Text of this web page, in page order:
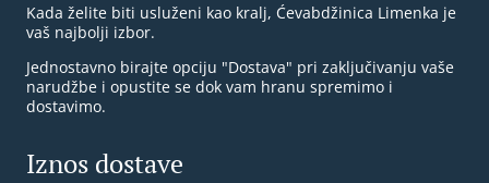
Kada želite biti usluženi kao kralj, Ćevabdžinica Limenka je
vaš najbolji izbor.
Jednostavno birajte opciju "Dostava" pri zaključivanju vaše
narudžbe i opustite se dok vam hranu spremimo i
dostavimo.
Iznos dostave